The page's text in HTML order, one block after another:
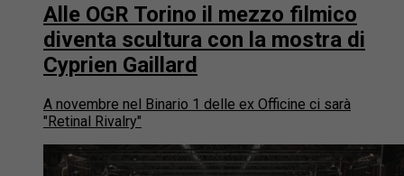
Alle OGR Torino il mezzo filmico
diventa scultura con la mostra di
Cyprien Gaillard
A novembre nel Binario 1 delle ex Officine ci sarà
"Retinal Rivalry"